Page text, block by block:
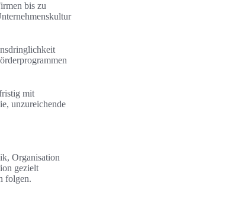
bis zu
mit
unzureichende
Organisation
gezielt
folgen.